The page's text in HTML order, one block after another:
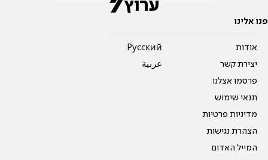
פנו אלינו
אודות
יצירת קשר
פרסמו אצלנו
תנאי שימוש
מדיניות פרטיות
הצהרת נגישות
המייל האדום
Pусский
عربية